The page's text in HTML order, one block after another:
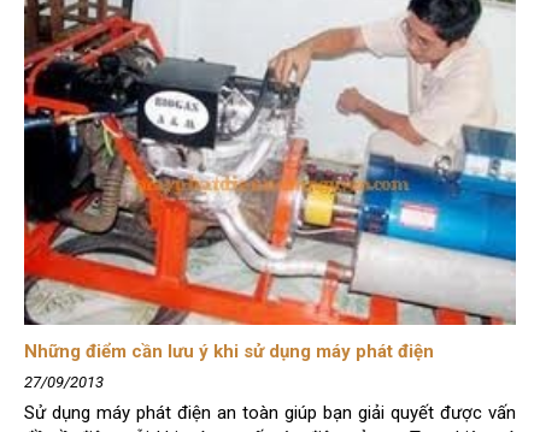
Những điểm cần lưu ý khi sử dụng máy phát điện
27/09/2013
Sử dụng máy phát điện an toàn giúp bạn giải quyết được vấn